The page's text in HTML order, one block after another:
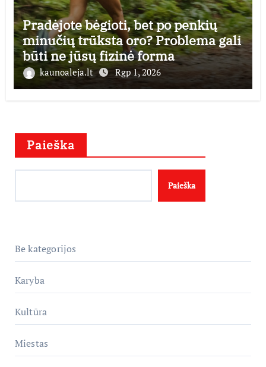
Pradėjote bėgioti, bet po penkių
minučių trūksta oro? Problema gali
būti ne jūsų fizinė forma
kaunoaleja.lt Rgp 1, 2026
Paieška
Paieška
Be kategorijos
Karyba
Kultūra
Miestas